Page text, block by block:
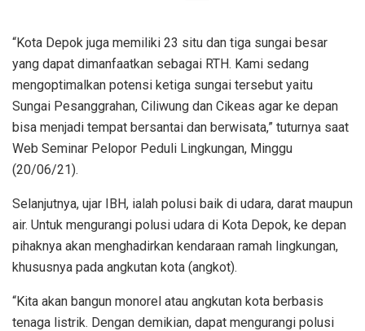
“Kota Depok juga memiliki 23 situ dan tiga sungai besar
yang dapat dimanfaatkan sebagai RTH. Kami sedang
mengoptimalkan potensi ketiga sungai tersebut yaitu
Sungai Pesanggrahan, Ciliwung dan Cikeas agar ke depan
bisa menjadi tempat bersantai dan berwisata,” tuturnya saat
Web Seminar Pelopor Peduli Lingkungan, Minggu
(20/06/21).
Selanjutnya, ujar IBH, ialah polusi baik di udara, darat maupun
air. Untuk mengurangi polusi udara di Kota Depok, ke depan
pihaknya akan menghadirkan kendaraan ramah lingkungan,
khususnya pada angkutan kota (angkot).
“Kita akan bangun monorel atau angkutan kota berbasis
tenaga listrik. Dengan demikian, dapat mengurangi polusi